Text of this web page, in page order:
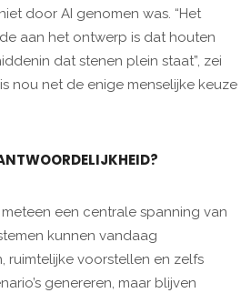
door AI genomen was. “Het
aan het ontwerp is dat houten
dat stenen plein staat”, zei
nou net de enige menselijke keuze
een centrale spanning van
kunnen vandaag
ruimtelijke voorstellen en zelfs
genereren, maar blijven